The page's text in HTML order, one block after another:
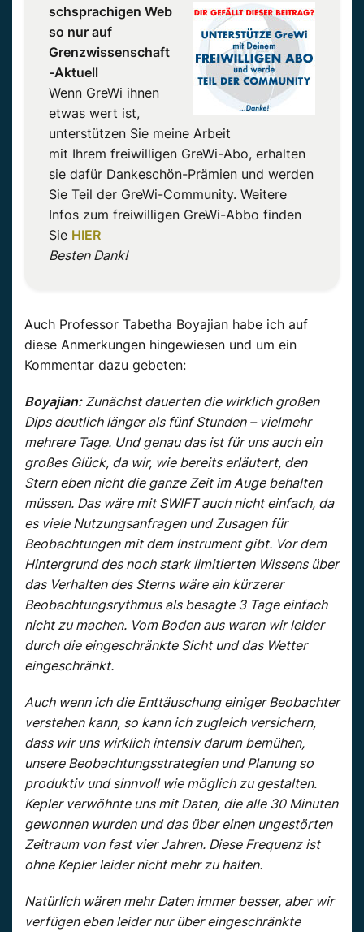
schsprachigen Web
so nur auf
Grenzwissenschaft
-Aktuell
Wenn GreWi ihnen
etwas wert ist,
unterstützen Sie meine Arbeit
mit Ihrem freiwilligen GreWi-Abo, erhalten
sie dafür Dankeschön-Prämien und werden
Sie Teil der GreWi-Community. Weitere
Infos zum freiwilligen GreWi-Abbo finden
Sie HIER
Besten Dank!
Auch Professor Tabetha Boyajian habe ich auf
diese Anmerkungen hingewiesen und um ein
Kommentar dazu gebeten:
Boyajian:Zunächst dauerten die wirklich großen
Dips deutlich länger als fünf Stunden – vielmehr
mehrere Tage. Und genau das ist für uns auch ein
großes Glück, da wir, wie bereits erläutert, den
Stern eben nicht die ganze Zeit im Auge behalten
müssen. Das wäre mit SWIFT auch nicht einfach, da
es viele Nutzungsanfragen und Zusagen für
Beobachtungen mit dem Instrument gibt. Vor dem
Hintergrund des noch stark limitierten Wissens über
das Verhalten des Sterns wäre ein kürzerer
Beobachtungsrythmus als besagte 3 Tage einfach
nicht zu machen. Vom Boden aus waren wir leider
durch die eingeschränkte Sicht und das Wetter
eingeschränkt.
Auch wenn ich die Enttäuschung einiger Beobachter
verstehen kann, so kann ich zugleich versichern,
dass wir uns wirklich intensiv darum bemühen,
unsere Beobachtungsstrategien und Planung so
produktiv und sinnvoll wie möglich zu gestalten.
Kepler verwöhnte uns mit Daten, die alle 30 Minuten
gewonnen wurden und das über einen ungestörten
Zeitraum von fast vier Jahren. Diese Frequenz ist
ohne Kepler leider nicht mehr zu halten.
Natürlich wären mehr Daten immer besser, aber wir
verfügen eben leider nur über eingeschränkte